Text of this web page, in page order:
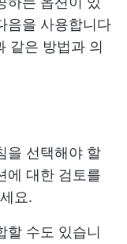
음을 사용합니다
같은 방법과 의
을 선택해야 할
에 대한 검토를
요.
할 수도 있습니